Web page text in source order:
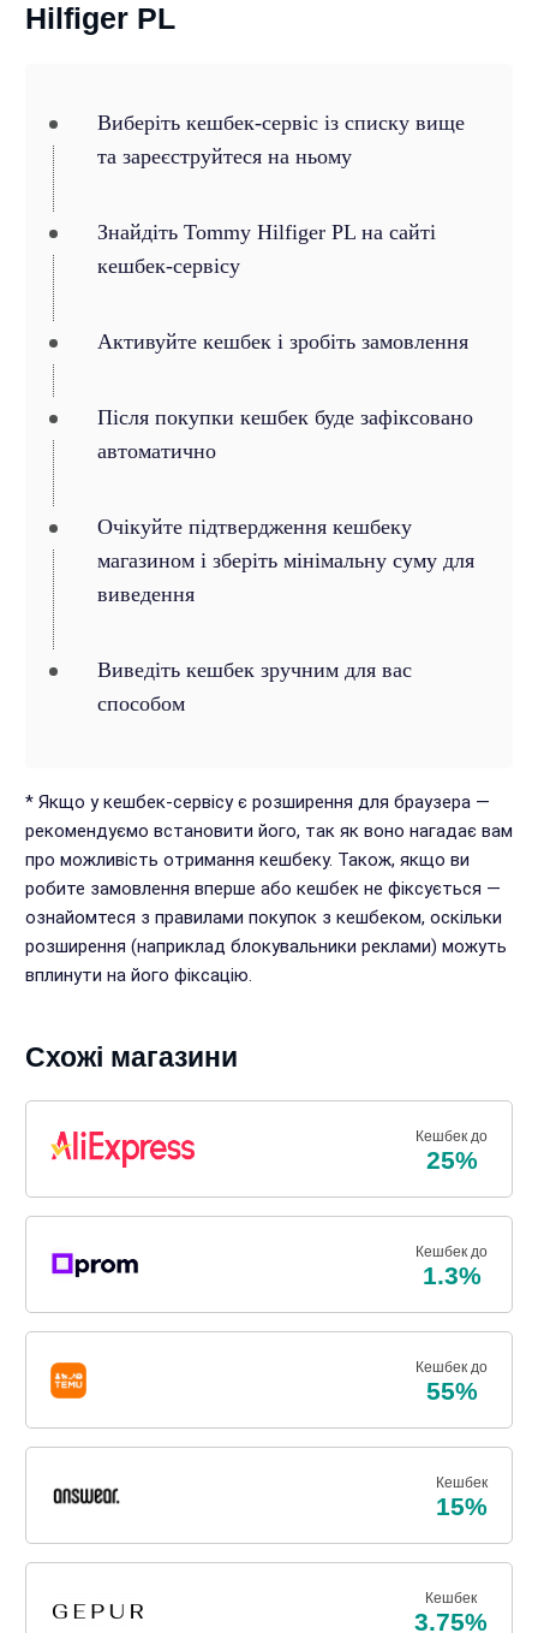
Hilfiger PL
Виберіть кешбек-сервіс із списку вище
та зареєструйтеся на ньому
Знайдіть Tommy Hilfiger PL на сайті
кешбек-сервісу
Активуйте кешбек і зробіть замовлення
Після покупки кешбек буде зафіксовано
автоматично
Очікуйте підтвердження кешбеку
магазином і зберіть мінімальну суму для
виведення
Виведіть кешбек зручним для вас
способом
* Якщо у кешбек-сервісу є розширення для браузера —
рекомендуємо встановити його, так як воно нагадає вам
про можливість отримання кешбеку. Також, якщо ви
робите замовлення вперше або кешбек не фіксується —
ознайомтеся з правилами покупок з кешбеком, оскільки
розширення (наприклад блокувальники реклами) можуть
вплинути на його фіксацію.
Схожі магазини
Кешбек до
25%
Кешбек до
1.3%
Кешбек до
55%
Кешбек
15%
Кешбек
3.75%